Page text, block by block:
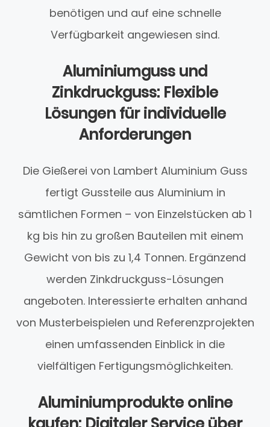
benötigen und auf eine schnelle
Verfügbarkeit angewiesen sind.
Aluminiumguss und
Zinkdruckguss: Flexible
Lösungen für individuelle
Anforderungen
Die Gießerei von Lambert Aluminium Guss
fertigt Gussteile aus Aluminium in
sämtlichen Formen – von Einzelstücken ab 1
kg bis hin zu großen Bauteilen mit einem
Gewicht von bis zu 1,4 Tonnen. Ergänzend
werden Zinkdruckguss-Lösungen
angeboten. Interessierte erhalten anhand
von Musterbeispielen und Referenzprojekten
einen umfassenden Einblick in die
vielfältigen Fertigungsmöglichkeiten.
Aluminiumprodukte online